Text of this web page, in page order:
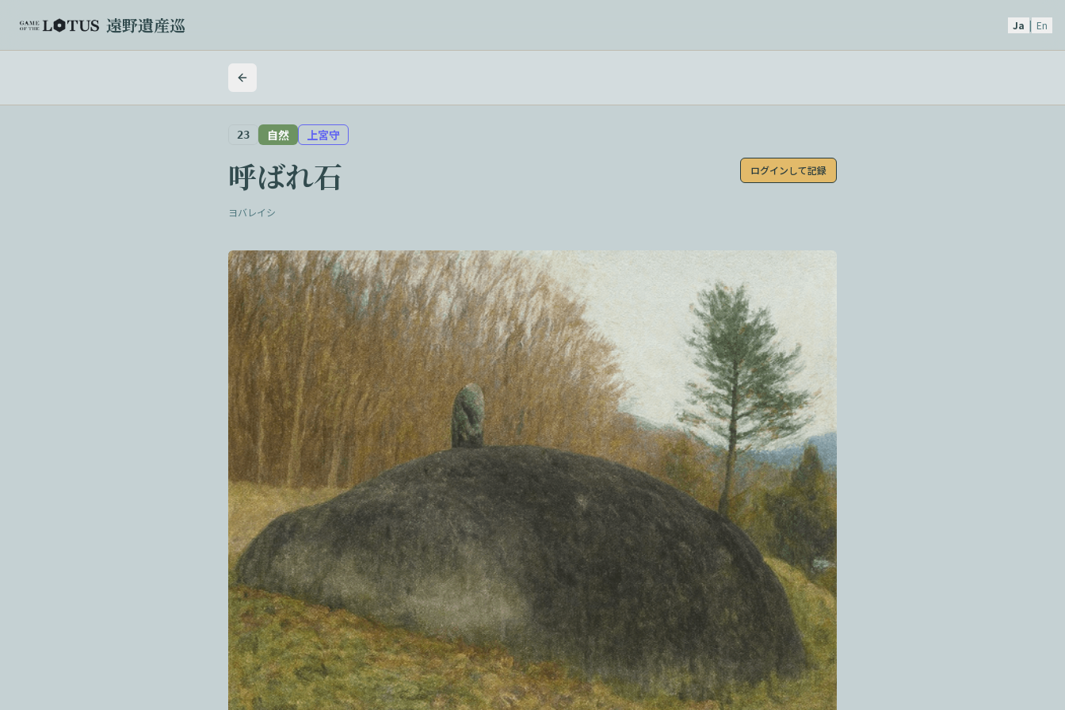
遠野遺産巡 Ja | En
23 自然 上宮守
呼ばれ石 ログインして記録
ヨバレイシ